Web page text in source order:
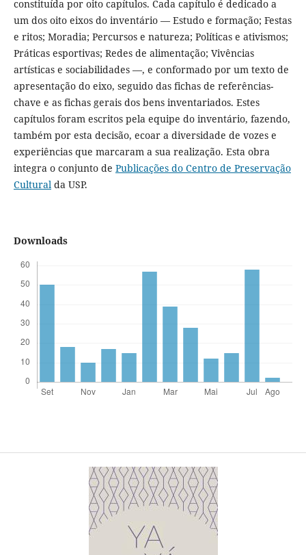
constituída por oito capítulos. Cada capítulo é dedicado a
um dos oito eixos do inventário — Estudo e formação; Festas
e ritos; Moradia; Percursos e natureza; Políticas e ativismos;
Práticas esportivas; Redes de alimentação; Vivências
artísticas e sociabilidades —, e conformado por um texto de
apresentação do eixo, seguido das fichas de referências-
chave e as fichas gerais dos bens inventariados. Estes
capítulos foram escritos pela equipe do inventário, fazendo,
também por esta decisão, ecoar a diversidade de vozes e
experiências que marcaram a sua realização. Esta obra
integra o conjunto de Publicações do Centro de Preservação
Cultural da USP.
Downloads